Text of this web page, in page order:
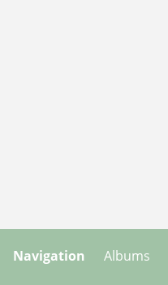
Navigation Albums